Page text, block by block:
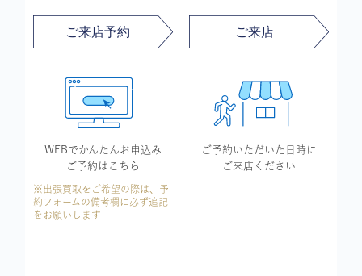
WEBでかんたんお申込み
ご予約はこちら
※出張買取をご希望の際は、予
約フォームの備考欄に必ず追記
をお願いします
ご予約いただいた 日時に
ご来店ください